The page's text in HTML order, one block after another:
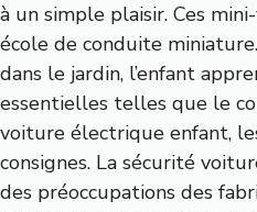
à un simple plaisir. Ces
école de conduite
dans le jardin, l’enfant
essentielles telles que le
voiture électrique enfant,
consignes. La sécurité
des préoccupations des